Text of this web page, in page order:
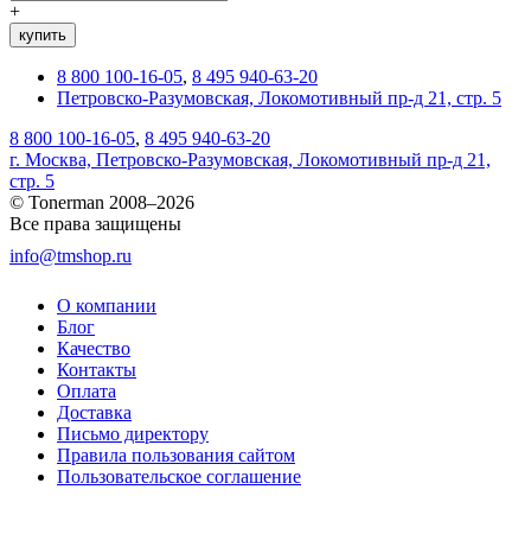
+
купить
8 800 100-16-05, 8 495 940-63-20
Петровско-Разумовская, Локомотивный пр-д 21, стр. 5
8 800 100-16-05, 8 495 940-63-20
г. Москва, Петровско-Разумовская, Локомотивный пр-д 21,
стр. 5
© Tonerman 2008–2026
Все права защищены
info@tmshop.ru
О компании
Блог
Качество
Контакты
Оплата
Доставка
Письмо директору
Правила пользования сайтом
Пользовательское соглашение